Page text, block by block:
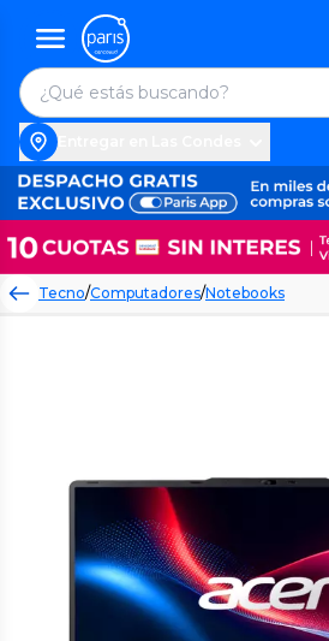
Tecno/Computadores/Notebooks